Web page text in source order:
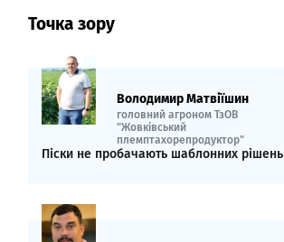
Точка зору
Володимир Матвіїшин
головний агроном ТзОВ
"Жовківський
племптахорепродуктор"
Піски не пробачають шаблонних рішень